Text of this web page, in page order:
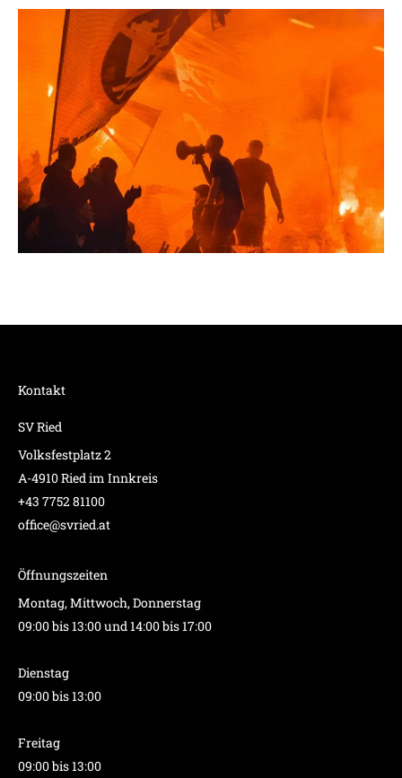
Kontakt
SV Ried
Volksfestplatz 2
A-4910 Ried im Innkreis
+43 7752 81100
office@svried.at
Öffnungszeiten
Montag, Mittwoch, Donnerstag
09:00 bis 13:00 und 14:00 bis 17:00
Dienstag
09:00 bis 13:00
Freitag
09:00 bis 13:00